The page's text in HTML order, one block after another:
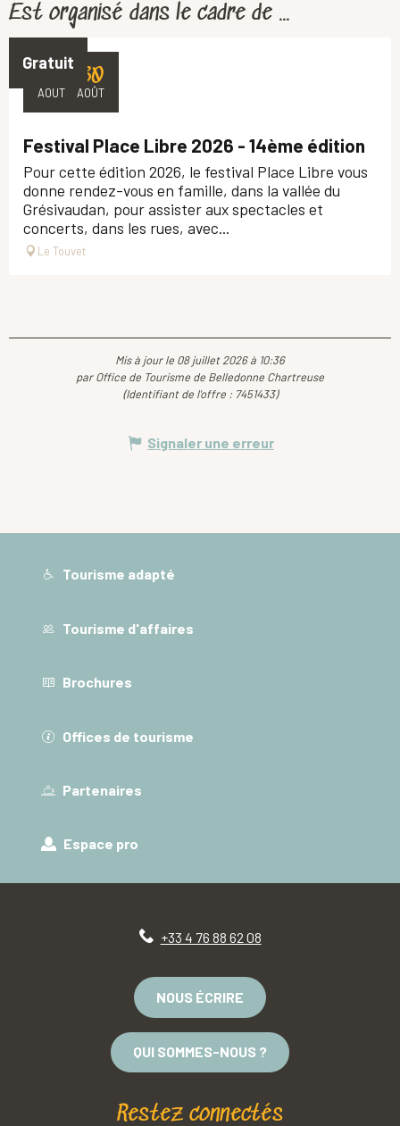
Est organisé dans le cadre de ...
Gratuit
27
AOÛT
30
AOÛT
Festival Place Libre 2026 - 14ème édition
Pour cette édition 2026, le festival Place Libre vous
donne rendez-vous en famille, dans la vallée du
Grésivaudan, pour assister aux spectacles et
concerts, dans les rues, avec...
Le Touvet
Mis à jour le 08 juillet 2026 à 10:36
par Office de Tourisme de Belledonne Chartreuse
(Identifiant de l'offre : 7451433)
Signaler une erreur
Tourisme adapté
Tourisme d'affaires
Brochures
Offices de tourisme
Partenaires
Espace pro
+33 4 76 88 62 08
NOUS ÉCRIRE
QUI SOMMES-NOUS ?
Restez connectés